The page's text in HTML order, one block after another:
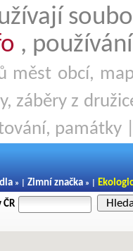
,
měst obcí,
záběry z
památky
» | Zimní značka » |